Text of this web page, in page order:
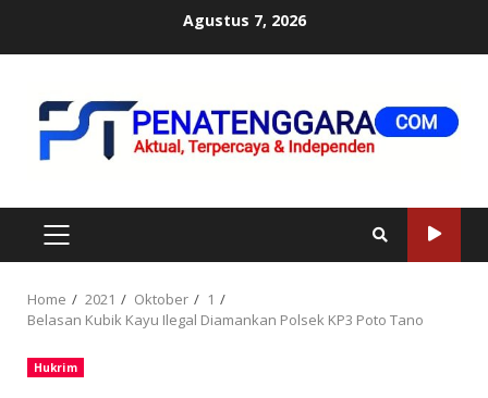
Agustus 7, 2026
PRIMARY
MENU
Home 2021 Oktober
1
Belasan Kubik Kayu Ilegal Diamankan Polsek KP3 Poto Tano
Hukrim